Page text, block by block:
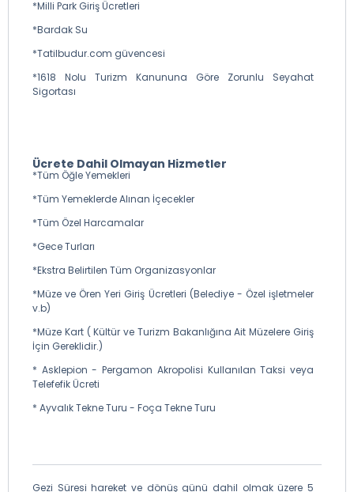
*Milli Park Giriş Ücretleri
*Bardak Su
*Tatilbudur.com güvencesi
*1618 Nolu Turizm Kanununa Göre Zorunlu Seyahat
Sigortası
Ücrete Dahil Olmayan Hizmetler
*Tüm Öğle Yemekleri
*Tüm Yemeklerde Alınan İçecekler
*Tüm Özel Harcamalar
*Gece Turları
*Ekstra Belirtilen Tüm Organizasyonlar
*Müze ve Ören Yeri Giriş Ücretleri (Belediye - Özel işletmeler
v.b)
*Müze Kart ( Kültür ve Turizm Bakanlığına Ait Müzelere Giriş
İçin Gereklidir.)
* Asklepion - Pergamon Akropolisi Kullanılan Taksi veya
Telefefik Ücreti
* Ayvalık Tekne Turu - Foça Tekne Turu
Gezi Süresi hareket ve dönüş günü dahil olmak üzere 5